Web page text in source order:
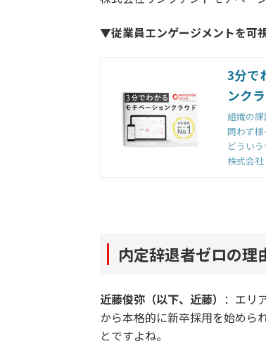
▼従業員エンゲージメントを可
3分で
ンク
組織の
問わず
どういう
株式会
内定辞退者ゼロの理
近藤俊弥（以下、近藤） ：エリ
から本格的に新卒採用を始めら
とですよね。